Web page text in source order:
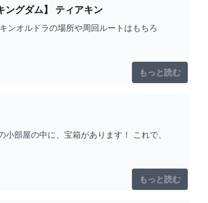
【ティアキン】オルドラ素材の集め方と出現時間・場所ルート【ゼルダの伝説ティアーズオブザキングダム】 ティアキン
ンオルドラの場所や周回ルートはもちろ
もっと読む
部屋の中に、宝箱があります！ これで、
もっと読む